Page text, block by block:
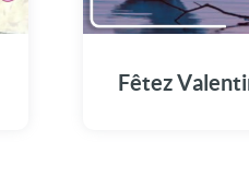
Fêtez
Illuminez la journée